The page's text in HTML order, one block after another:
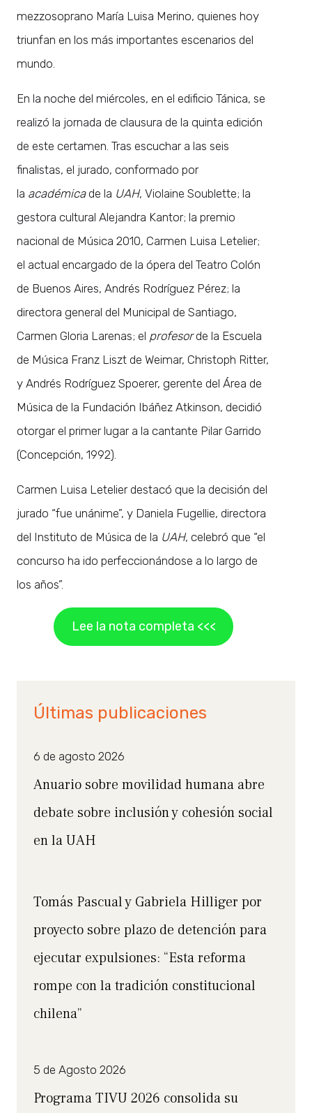
mezzosoprano María Luisa Merino, quienes hoy
triunfan en los más importantes escenarios del
mundo.
En la noche del miércoles, en el edificio Tánica, se
realizó la jornada de clausura de la quinta edición
de este certamen. Tras escuchar a las seis
finalistas, el jurado, conformado por
la académicade la UAH, Violaine Soublette; la
gestora cultural Alejandra Kantor; la premio
nacional de Música 2010, Carmen Luisa Letelier;
el actual encargado de la ópera del Teatro Colón
de Buenos Aires, Andrés Rodríguez Pérez; la
directora general del Municipal de Santiago,
Carmen Gloria Larenas; el profesorde la Escuela
de Música Franz Liszt de Weimar, Christoph Ritter,
y Andrés Rodríguez Spoerer, gerente del Área de
Música de la Fundación Ibáñez Atkinson, decidió
otorgar el primer lugar a la cantante Pilar Garrido
(Concepción, 1992).
Carmen Luisa Letelier destacó que la decisión del
jurado “fue unánime”, y Daniela Fugellie, directora
del Instituto de Música de la UAH, celebró que “el
concurso ha ido perfeccionándose a lo largo de
los años”.
Lee la nota completa <<<
Últimas publicaciones
6 de agosto 2026
Anuario sobre movilidad humana abre
debate sobre inclusión y cohesión social
en la UAH
Tomás Pascual y Gabriela Hilliger por
proyecto sobre plazo de detención para
ejecutar expulsiones: “Esta reforma
rompe con la tradición constitucional
chilena”
5 de Agosto 2026
Programa TIVU 2026 consolida su